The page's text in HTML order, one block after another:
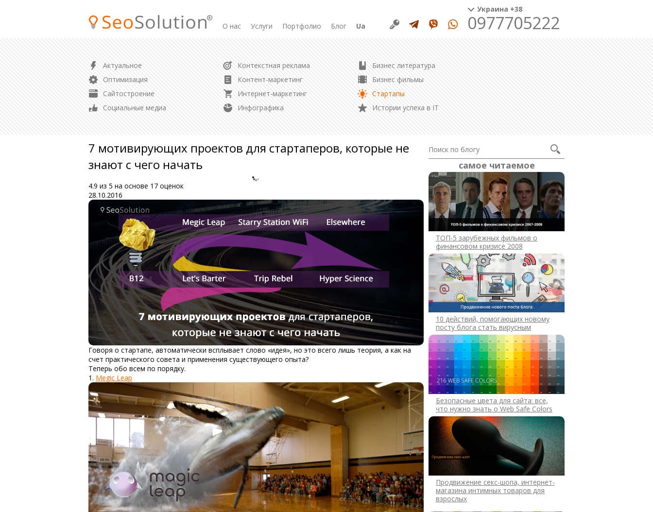
О нас Услуги Портфолио Блог
Актуальное
Оптимизация
Сайтостроение
Социальные медиа
Контекстная реклама
Контент-маркетинг
Интернет-маркетинг
Инфографика
Бизнес литература
Бизнес фильмы
Стартапы
Истории успеха в IT
Ua
Украина +38
0977705222
ПРОДВИЖЕНИЕ
SEO продвижение сайта
Продвижение магазина
Контекстная реклама
Аудит сайта
Продвижение в соцсетях
Управление репутацией
Контент маркетинг
РАЗРАБОТКА
Разработка сайта
Разработка лендинга
Редизайн сайта
Создание логотипа
самое читаемое
ТОП-5 зарубежных фильмов о
финансовом кризисе 2008
10 действий, помогающих новому
посту блога стать вирусным
Безопасные цвета для сайта: все,
что нужно знать о Web Safe Colors
Продвижение секс-шопа, интернет-
магазина интимных товаров для
взрослых
7 мотивирующих проектов для стартаперов, которые не
знают с чего начать
4.9 из 5 на основе 17 оценок
28.10.2016
Говоря о стартапе, автоматически всплывает слово «идея», но это всего лишь теория, а как на
счет практического совета и применения существующего опыта?
Теперь обо всем по порядку.
1. Megic Leap